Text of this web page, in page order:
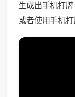
生成出手机打
或者使用手机打